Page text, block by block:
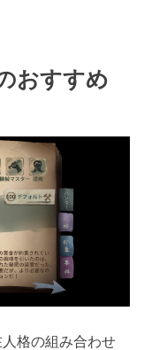
おすすめ
格の組み合わせ